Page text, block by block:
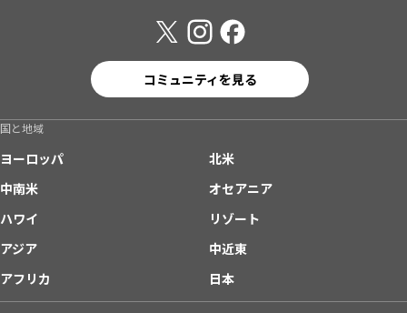
コミュニティを見る
国と地域
ヨーロッパ
北米
中南米
オセアニア
ハワイ
リゾート
アジア
中近東
アフリカ
日本